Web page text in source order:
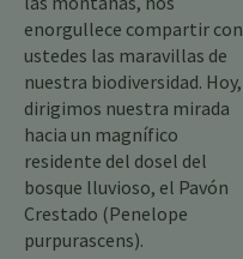
enorgullece compartir con
ustedes las maravillas de
nuestra biodiversidad. Hoy,
dirigimos nuestra mirada
hacia un magnífico
residente del dosel del
bosque lluvioso, el Pavón
Crestado (Penelope
purpurascens).